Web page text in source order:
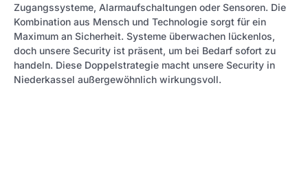
Zugangssysteme, Alarmaufschaltungen oder Sensoren. Die
Kombination aus Mensch und Technologie sorgt für ein
Maximum an Sicherheit. Systeme überwachen lückenlos,
doch unsere Security ist präsent, um bei Bedarf sofort zu
handeln. Diese Doppelstrategie macht unsere Security in
Niederkassel außergewöhnlich wirkungsvoll.